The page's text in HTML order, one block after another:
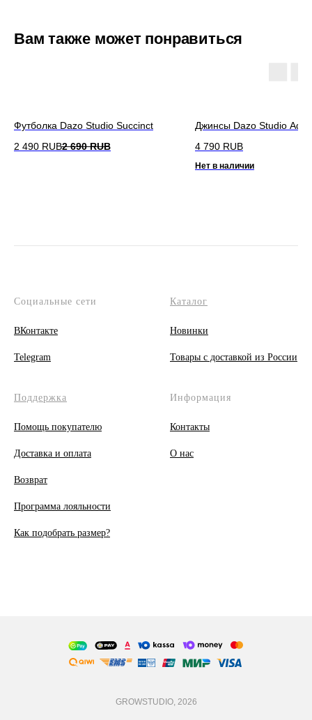
Вам также может понравиться
Футболка Dazo Studio Succinct
2 490 RUB2 690 RUB
Джинсы Dazo Studio
4 790 RUB
Нет в наличии
Социальные сети
ВКонтакте
Telegram
Каталог
Новинки
Товары с доставкой из России
Поддержка
Помощь покупателю
Доставка и оплата
Возврат
Программа лояльности
Как подобрать размер?
Информация
Контакты
О нас
GROWSTUDIO, 2026